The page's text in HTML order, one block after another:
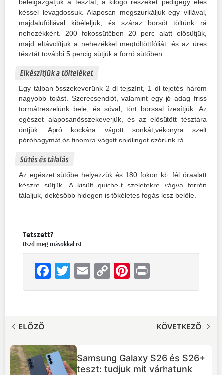
beleigazgatjuk a tésztát, a kilógó részeket pedigegy éles
késsel levagdossuk. Alaposan megszurkáljuk egy villával,
majdalufóliával kibéleljük, és száraz borsót töltünk rá
nehezékként. 200 fokossütőben 20 perc alatt elősütjük,
majd eltávolítjuk a nehezékkel megtöltöttfóliát, és az üres
tésztát további 5 percig sütjük a forró sütőben.
Elkészítjük a tölteléket
Egy tálban összekeverünk 2 dl tejszínt, 1 dl tejetés három
nagyobb tojást. Szerecsendiót, valamint egy jó adag friss
tormátreszelünk bele, és sóval, tört borssal ízesítjük. Az
egészet alaposanösszekeverjük, és az elősütött tésztára
öntjük. Apró kockára vágott sonkát,vékonyra szelt
póréhagymát és finomra vágott snidlinget szórunk rá.
Sütés és tálalás
Az egészet sütőbe helyezzük és 180 fokon kb. fél óraalatt
készre sütjük. A kisült quiche-t szeletekre vágva forrón
tálaljuk, dekésőbb hidegen is tökéletes fogás lesz belőle.
Tetszett?
Oszd meg másokkal is!
Facebook
Twitter
EmailCopy
Link
Pinterest
ELŐZŐ KÖVETKEZŐ
Galaxy S26 és S26+
mit várhatunk
TOP 5 dolog,
érdemes a